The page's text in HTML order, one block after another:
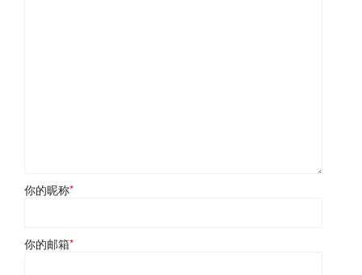
你的昵称*
你的邮箱*